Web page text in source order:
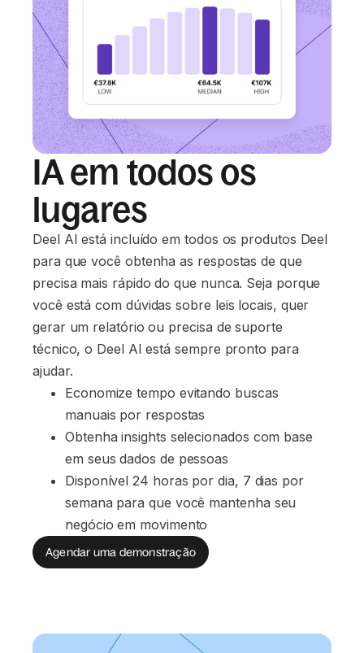
IA em todos os
lugares
Deel AI está incluído em todos os produtos Deel
para que você obtenha as respostas de que
precisa mais rápido do que nunca. Seja porque
você está com dúvidas sobre leis locais, quer
gerar um relatório ou precisa de suporte
técnico, o Deel AI está sempre pronto para
ajudar.
Economize tempo evitando buscas
manuais por respostas
Obtenha insights selecionados com base
em seus dados de pessoas
Disponível 24 horas por dia, 7 dias por
semana para que você mantenha seu
negócio em movimento
Agendar uma demonstração